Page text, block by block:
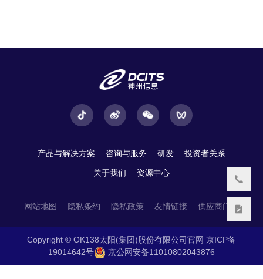
产品与解决方案 咨询与服务 研发 投资者关系
关于我们 资源中心
网站地图 隐私条约 隐私政策 友情链接 供应商门户
Copyright © OK138太阳(集团)股份有限公司官网 京ICP备
19014642号
京公网安备11010802043876